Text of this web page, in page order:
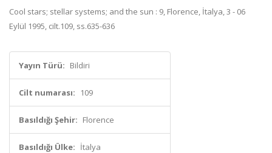
Cool stars; stellar systems; and the sun : 9, Florence, İtalya, 3 - 06
Eylül 1995, cilt.109, ss.635-636
Yayın Türü: Bildiri
Cilt numarası: 109
Basıldığı Şehir: Florence
Basıldığı Ülke: İtalya